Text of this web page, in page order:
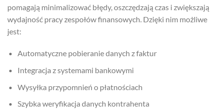
pomagają minimalizować błędy, oszczędzają czas i zwiększają
wydajność pracy zespołów finansowych. Dzięki nim możliwe
jest:
Automatyczne pobieranie danych z faktur
Integracja z systemami bankowymi
Wysyłka przypomnień o płatnościach
Szybka weryfikacja danych kontrahenta